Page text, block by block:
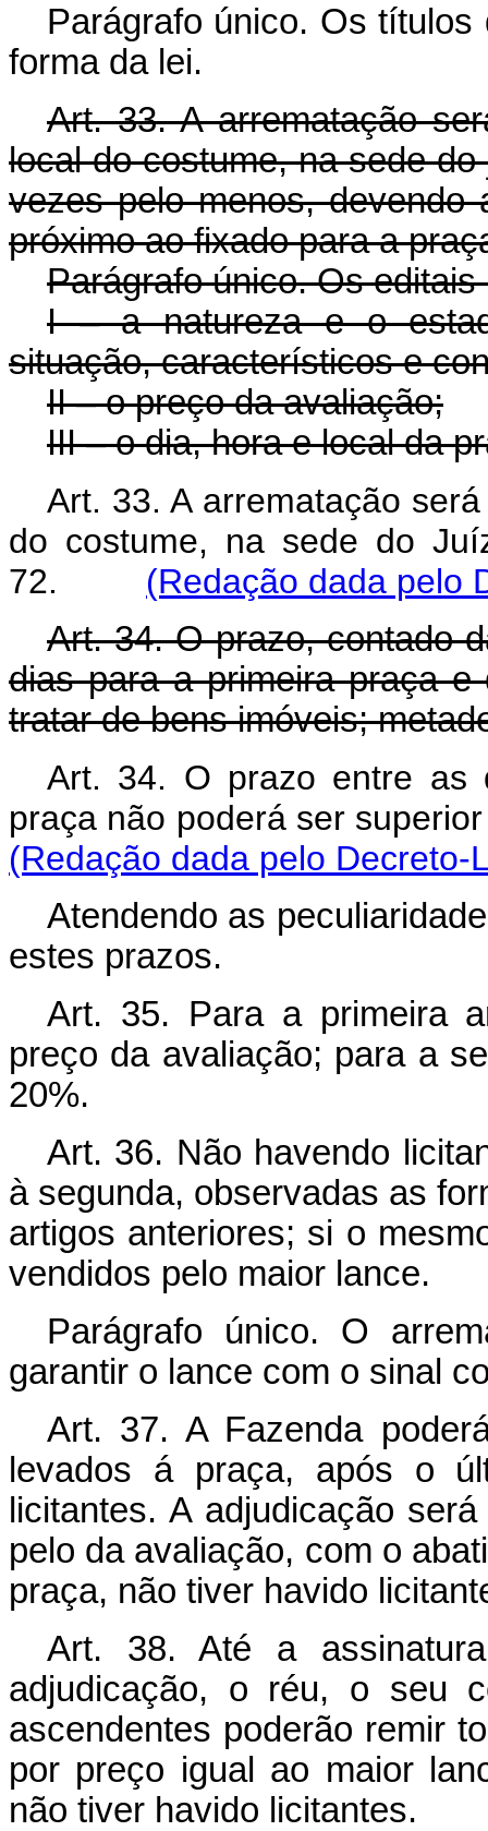
Parágrafo único. Os
forma da lei.
Art. 33. A arrematação
local do costume, na sede
vezes pelo menos, devendo
próximo ao fixado para a
Parágrafo único. Os editais
I – a natureza e o
situação, característicos e
II – o preço da avaliação;
III – o dia, hora e local da
Art. 33. A arrematação
do costume, na sede do
72. (Redação dada pelo
Art. 34. O prazo, contado
dias para a primeira praça
tratar de bens imóveis;
Art. 34. O prazo entre as
praça não poderá ser
(Redação dada pelo Decreto-
Atendendo as
estes prazos.
Art. 35. Para a primeira
preço da avaliação; para a
20%.
Art. 36. Não havendo
à segunda, observadas as
artigos anteriores; si o
vendidos pelo maior lance.
Parágrafo único. O
garantir o lance com o sinal
Art. 37. A Fazenda
levados á praça, após o
licitantes. A adjudicação
pelo da avaliação, com o
praça, não tiver havido
Art. 38. Até a
adjudicação, o réu, o seu
ascendentes poderão remir
por preço igual ao maior
não tiver havido licitantes.